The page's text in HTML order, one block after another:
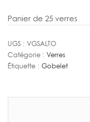
Panier de 25 verres
UGS : VGSALTO
Catégorie : Verres
Étiquette : Gobelet